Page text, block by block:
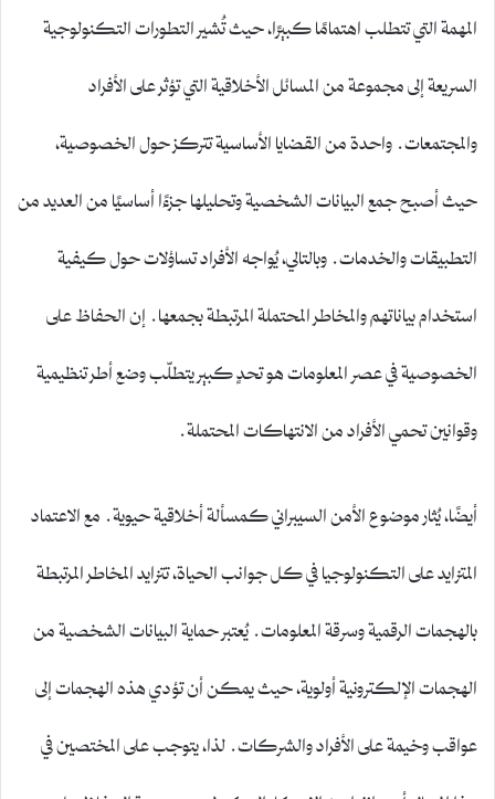
المهمة التي تتطلب اهتمامًا كبيرًا، حيث تُشير التطورات التكنولوجية
السريعة إلى مجموعة من المسائل الأخلاقية التي تؤثر على الأفراد
والمجتمعات. واحدة من القضايا الأساسية تتركز حول الخصوصية،
حيث أصبح جمع البيانات الشخصية وتحليلها جزءًا أساسيًا من العديد من
التطبيقات والخدمات. وبالتالي، يُواجه الأفراد تساؤلات حول كيفية
استخدام بياناتهم والمخاطر المحتملة المرتبطة بجمعها. إن الحفاظ على
الخصوصية في عصر المعلومات هو تحدٍ كبير يتطلّب وضع أطر تنظيمية
وقوانين تحمي الأفراد من الانتهاكات المحتملة.
أيضًا، يُثار موضوع الأمن السيبراني كمسألة أخلاقية حيوية. مع الاعتماد
المتزايد على التكنولوجيا في كل جوانب الحياة، تتزايد المخاطر المرتبطة
بالهجمات الرقمية وسرقة المعلومات. يُعتبر حماية البيانات الشخصية من
الهجمات الإلكترونية أولوية، حيث يمكن أن تؤدي هذه الهجمات إلى
عواقب وخيمة على الأفراد والشركات. لذا، يتوجب على المختصين في